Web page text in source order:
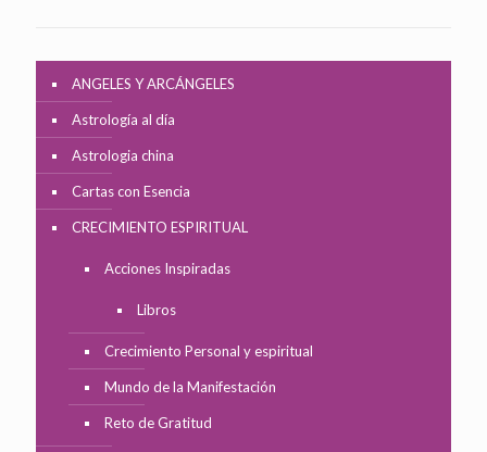
ANGELES Y ARCÁNGELES
Astrología al día
Astrologia china
Cartas con Esencia
CRECIMIENTO ESPIRITUAL
Acciones Inspiradas
Libros
Crecimiento Personal y espiritual
Mundo de la Manifestación
Reto de Gratitud